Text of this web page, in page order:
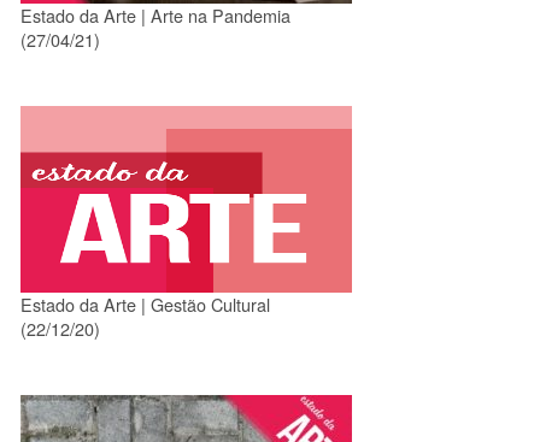
Estado da Arte | Arte na Pandemia
(27/04/21)
Estado da Arte | Gestão Cultural
(22/12/20)